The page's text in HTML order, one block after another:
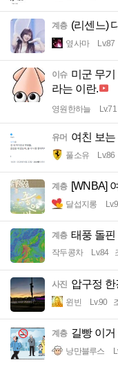
계층 (리센느)
옆사마 Lv.87
이슈 미군 무
라는 이란.
영원한하늘 Lv.71
유머 여친 보
풀소유 Lv.86
계층 [WNBA]
달섭지롱
계층 태풍 돌핀
작두콩차 Lv.84
사진 압구정 한
윈빈 Lv.90
계층 길빵 이
낭만블루스